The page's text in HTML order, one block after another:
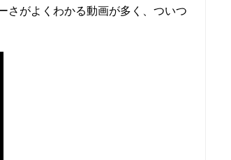
さがよくわかる動画が多く、ついつ